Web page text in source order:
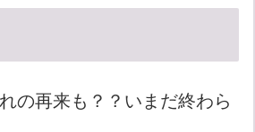
の再来も？？いまだ終わら